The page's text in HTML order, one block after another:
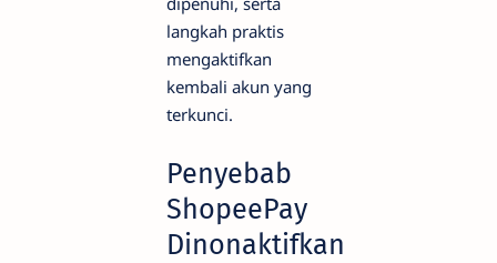
langkah praktis
mengaktifkan
kembali akun yang
terkunci.
Penyebab
ShopeePay
Dinonaktifkan